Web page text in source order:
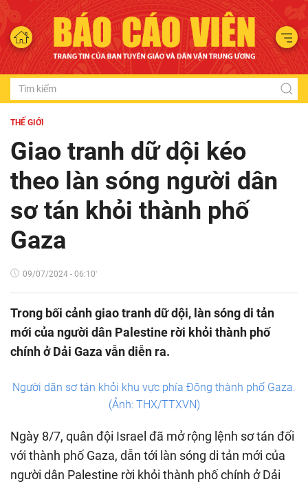
THẾ GIỚI
Giao tranh dữ dội kéo
theo làn sóng người dân
sơ tán khỏi thành phố
Gaza
09/07/2024 - 06:10'
Trong bối cảnh giao tranh dữ dội, làn sóng di tản
mới của người dân Palestine rời khỏi thành phố
chính ở Dải Gaza vẫn diễn ra.
Người dân sơ tán khỏi khu vực phía Đông thành phố Gaza.
(Ảnh: THX/TTXVN)
Ngày 8/7, quân đội Israel đã mở rộng lệnh sơ tán đối
với thành phố Gaza, dẫn tới làn sóng di tản mới của
người dân Palestine rời khỏi thành phố chính ở Dải